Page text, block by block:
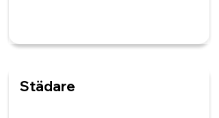
Städare